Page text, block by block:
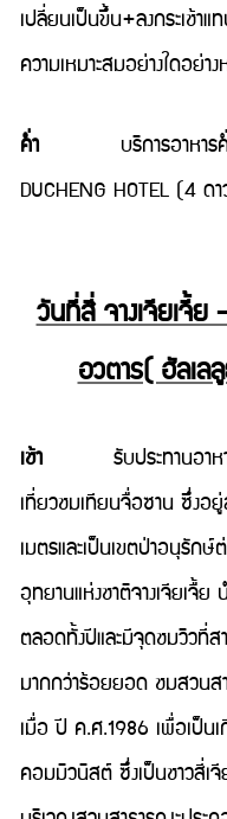
เปลี่ยนเป็นขึ้น+ลงกระเช้า
ความเหมาะสมอย่างใดอย่า
คํ่าบริการอาหารค่ำ ณ
DUCHENG HOTEL (4 ด
วันที่สี่ จางเจียเจี้ย
อวตาร( ฮัลเล
เช้ารับประทานอาหารเช้
เที่ยวชมเทียนจื่อซาน ซึ่งอ
เมตรและเป็นเขตป่าอนุรัก
อุทยานแห่งชาติจางเจียเจื้
ตลอดทั้งปีและมีจุดชมวิวที่
มากกว่าร้อยยอด ชมสวนส
เมื่อ ปี ค.ศ.1986 เพื่อเป็น
คอมมิวนิสต์ ซึ่งเป็นชาวสี่เ